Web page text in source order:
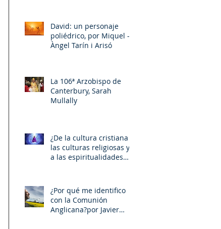
David: un personaje
poliédrico, por Miquel –
Àngel Tarín i Arisó
La 106ª Arzobispo de
Canterbury, Sarah
Mullally
¿De la cultura cristiana a
las culturas religiosas y
a las espiritualidades
¿Por qué me identifico
con la Comunión
Anglicana?por Javier